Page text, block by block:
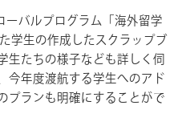
バルプログラム「海外留学
学生の作成したスクラップブ
生たちの様子なども詳しく伺
今年度渡航する学生へのアド
プランも明確にすることがで